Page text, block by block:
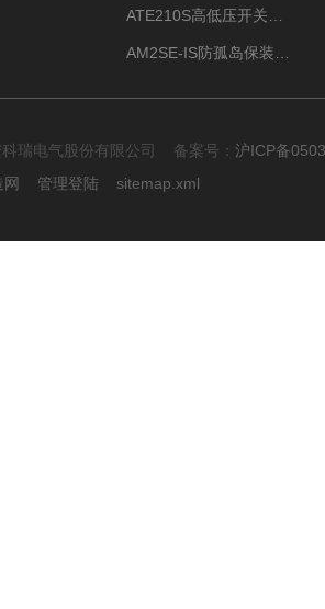
瑞电气股份有限公司 备案号： 沪ICP备
管理登陆 sitemap.xml